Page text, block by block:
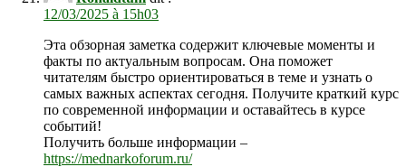
12/03/2025 à 15h03
Эта обзорная заметка содержит ключевые моменты и
факты по актуальным вопросам. Она поможет
читателям быстро ориентироваться в теме и узнать о
самых важных аспектах сегодня. Получите краткий курс
по современной информации и оставайтесь в курсе
событий!
Получить больше информации –
https://mednarkoforum.ru/